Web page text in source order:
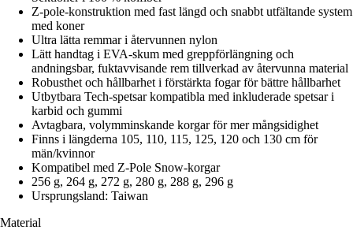
Z-pole-konstruktion med fast längd och snabbt utfältande system
med koner
Ultra lätta remmar i återvunnen nylon
Lätt handtag i EVA-skum med greppförlängning och
andningsbar, fuktavvisande rem tillverkad av återvunna material
Robusthet och hållbarhet i förstärkta fogar för bättre hållbarhet
Utbytbara Tech-spetsar kompatibla med inkluderade spetsar i
karbid och gummi
Avtagbara, volymminskande korgar för mer mångsidighet
Finns i längderna 105, 110, 115, 125, 120 och 130 cm för
män/kvinnor
Kompatibel med Z-Pole Snow-korgar
256 g, 264 g, 272 g, 280 g, 288 g, 296 g
Ursprungsland: Taiwan
Material